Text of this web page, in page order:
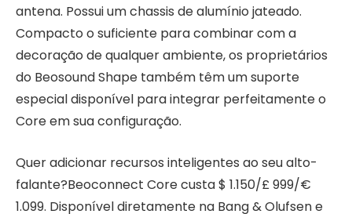
antena. Possui um chassis de alumínio jateado.
Compacto o suficiente para combinar com a
decoração de qualquer ambiente, os proprietários
do Beosound Shape também têm um suporte
especial disponível para integrar perfeitamente o
Core em sua configuração.
Quer adicionar recursos inteligentes ao seu alto-
falante?Beoconnect Core custa $ 1.150/£ 999/€
1.099. Disponível diretamente na Bang & Olufsen e